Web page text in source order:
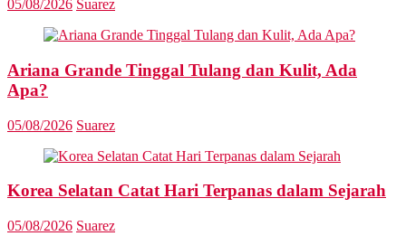
05/08/2026 Suarez
Ariana Grande Tinggal Tulang dan Kulit, Ada
Apa?
05/08/2026 Suarez
Korea Selatan Catat Hari Terpanas dalam Sejarah
05/08/2026 Suarez